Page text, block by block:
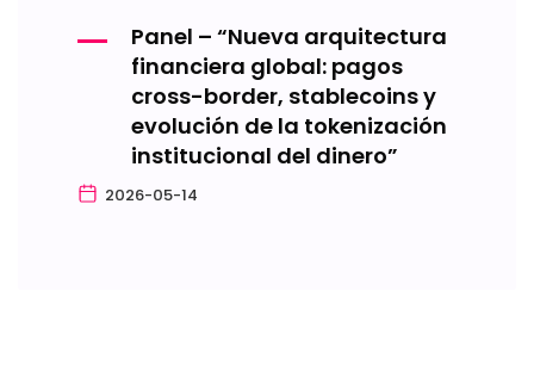
Panel – “Nueva arquitectura
financiera global: pagos
cross-border, stablecoins y
evolución de la tokenización
institucional del dinero”
2026-05-14